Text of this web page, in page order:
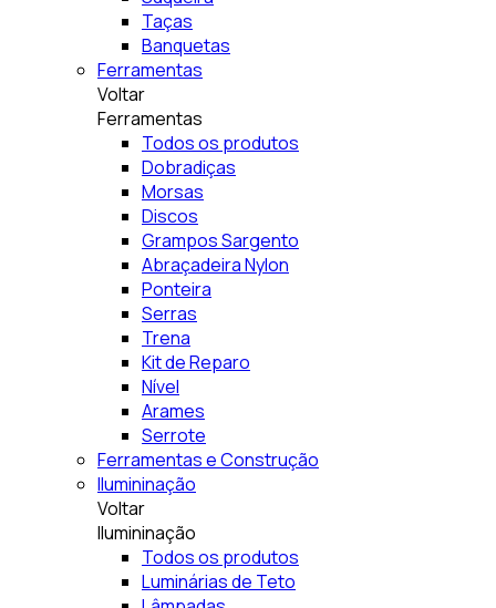
Taças
Banquetas
Ferramentas
Voltar
Ferramentas
Todos os produtos
Dobradiças
Morsas
Discos
Grampos Sargento
Abraçadeira Nylon
Ponteira
Serras
Trena
Kit de Reparo
Nível
Arames
Serrote
Ferramentas e Construção
Ilumininação
Voltar
Ilumininação
Todos os produtos
Luminárias de Teto